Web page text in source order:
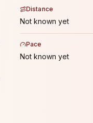
Distance
Not known yet
Pace
Not known yet